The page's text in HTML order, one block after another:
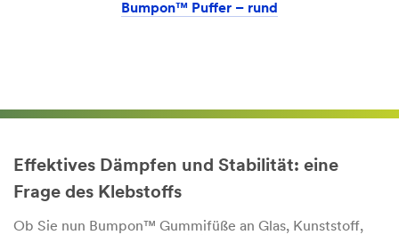
Bumpon™ Puffer – rund
Effektives Dämpfen und Stabilität: eine
Frage des Klebstoffs
Ob Sie nun Bumpon™ Gummifüße an Glas, Kunststoff,